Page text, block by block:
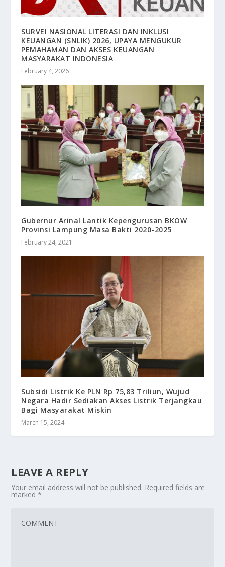
SURVEI NASIONAL LITERASI DAN INKLUSI
KEUANGAN (SNLIK) 2026, UPAYA MENGUKUR
PEMAHAMAN DAN AKSES KEUANGAN
MASYARAKAT INDONESIA
February 4, 2026
Gubernur Arinal Lantik Kepengurusan BKOW
Provinsi Lampung Masa Bakti 2020-2025
February 24, 2021
Subsidi Listrik Ke PLN Rp 75,83 Triliun, Wujud
Negara Hadir Sediakan Akses Listrik Terjangkau
Bagi Masyarakat Miskin
March 15, 2024
LEAVE A REPLY
Your email address will not be published. Required fields are
marked*